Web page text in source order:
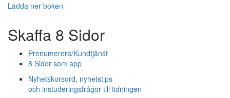
Ladda ner boken
Skaffa 8 Sidor
Prenumerera/Kundtjänst
8 Sidor som app
Nyhetskorsord, nyhetstips
och instuderingsfrågor till tidningen